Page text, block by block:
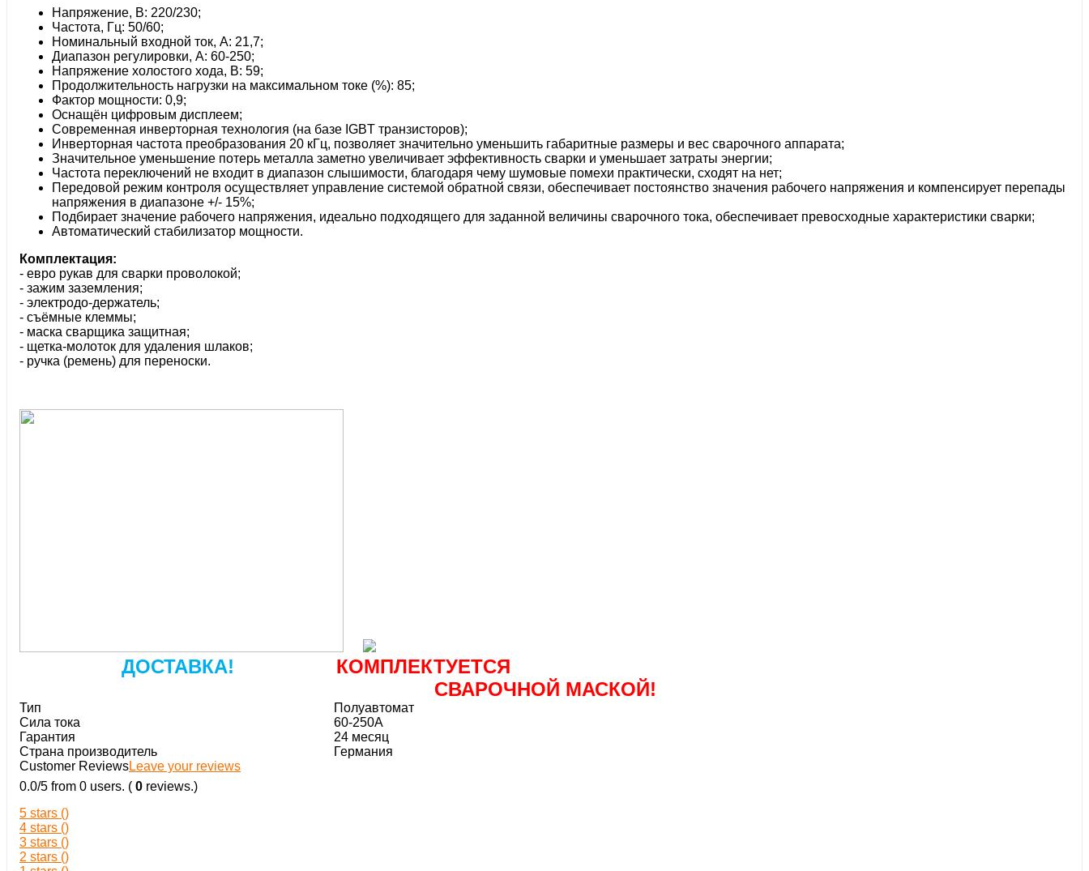
Напряжение, В: 220/230;
Частота, Гц: 50/60;
Номинальный входной ток, А: 21,7;
Диапазон регулировки, А: 60-250;
Напряжение холостого хода, В: 59;
Продолжительность нагрузки на максимальном токе (%): 85;
Фактор мощности: 0,9;
Оснащён цифровым дисплеем;
Современная инверторная технология (на базе IGBT транзисторов);
Инверторная частота преобразования 20 кГц, позволяет значительно уменьшить габаритные размеры и вес сварочного аппарата;
Значительное уменьшение потерь металла заметно увеличивает эффективность сварки и уменьшает затраты энергии;
Частота переключений не входит в диапазон слышимости, благодаря чему шумовые помехи практически, сходят на нет;
Передовой режим контроля осуществляет управление системой обратной связи, обеспечивает постоянство значения рабочего напряжения и компенсирует перепады
напряжения в диапазоне +/­- 15%;
Подбирает значение рабочего напряжения, идеально подходящего для заданной величины сварочного тока, обеспечивает превосходные характеристики сварки;
Автоматический стабилизатор мощности.
Комплектация:
- евро рукав для сварки проволокой;
- зажим заземления;
- электродо-­держатель;
- съёмные клеммы;
- маска сварщика защитная;
- щетка­-молоток для удаления шлаков;
- ручка (ремень) для переноски.
ДОСТАВКА!
КОМПЛЕКТУЕТСЯ
СВАРОЧНОЙ МАСКОЙ!
Тип
Полуавтомат
Сила тока
60-250А
Гарантия
24 месяц
Страна производитель
Германия
Customer ReviewsLeave your reviews
0.0/5 from 0 users. ( 0 reviews.)
5 stars ()
4 stars ()
3 stars ()
2 stars ()